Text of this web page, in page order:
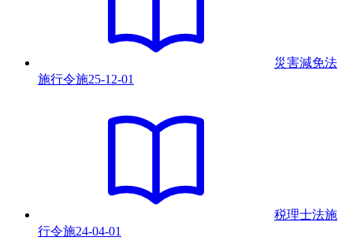
災害減免法
施行令施25-12-01
税理士法施
行令施24-04-01